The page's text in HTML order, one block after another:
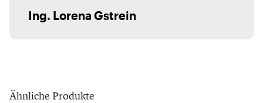
Ing. Lorena Gstrein
Ähnliche Produkte